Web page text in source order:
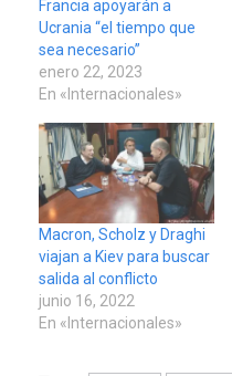
Francia apoyarán a
Ucrania “el tiempo que
sea necesario”
enero 22, 2023
En «Internacionales»
Macron, Scholz y Draghi
viajan a Kiev para buscar
salida al conflicto
junio 16, 2022
En «Internacionales»